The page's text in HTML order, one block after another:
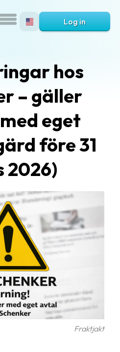
Log in
hos
– gäller
eget
före 31
2026)
Fraktjakt